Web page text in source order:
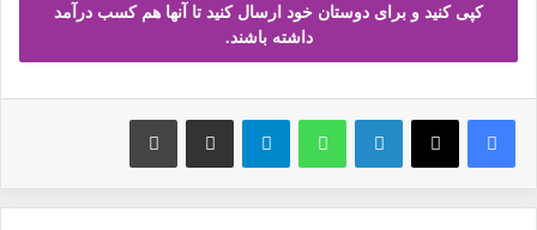
کپی کنید و برای دوستان خود ارسال کنید تا آنها هم کسب درآمد
داشته باشند.
فیس بوک X لینکدین واتس آپ تلگرام ارسال ایمیل چاپ